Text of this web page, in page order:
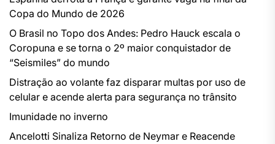
Copa do Mundo de 2026
O Brasil no Topo dos Andes: Pedro Hauck escala o
Coropuna e se torna o 2º maior conquistador de
“Seismiles” do mundo
Distração ao volante faz disparar multas por uso de
celular e acende alerta para segurança no trânsito
Imunidade no inverno
Ancelotti Sinaliza Retorno de Neymar e Reacende